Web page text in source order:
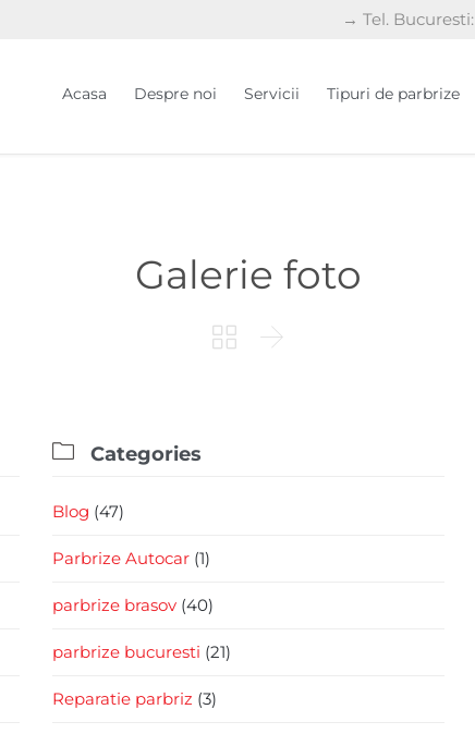
→ Tel. Bucuresti:
Acasa Despre noi Servicii Tipuri de parbrize
Galerie foto
 
 Categories
Blog (47)
Parbrize Autocar (1)
parbrize brasov (40)
parbrize bucuresti (21)
Reparatie parbriz (3)